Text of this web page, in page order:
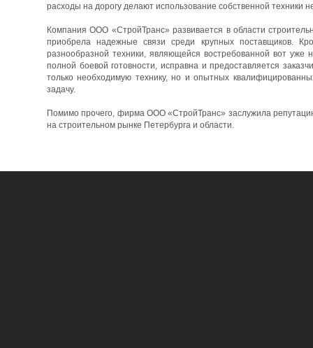
расходы на дорогу делают использование собственной техники
Компания ООО «СтройТранс» развивается в области
приобрела надежные связи среди крупных поставщиков.
разнообразной техники, являющейся востребованной вот уже
полной боевой готовности, исправна и предоставляется
только необходимую технику, но и опытных
задачу.
Помимо прочего, фирма ООО «СтройТранс» заслужила
на строительном рынке Петербурга и области.